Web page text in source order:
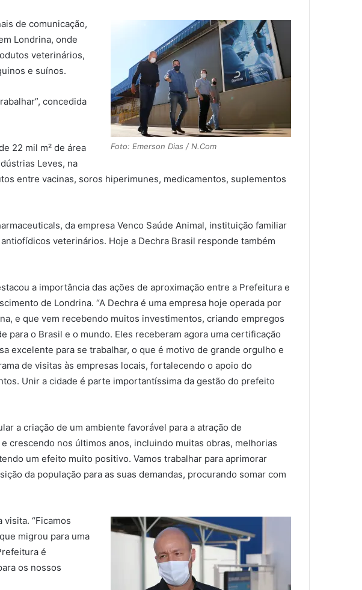
Foto: Emerson Dias / N.Com
de comunicação,
Londrina, onde
veterinários,
e suínos.
concedida
22 mil m² de área
Leves, na
entre vacinas, soros hiperimunes, medicamentos, suplementos
da empresa Venco Saúde Animal, instituição familiar
veterinários. Hoje a Dechra Brasil responde também
a importância das ações de aproximação entre a Prefeitura e
de Londrina. “A Dechra é uma empresa hoje operada por
e que vem recebendo muitos investimentos, criando empregos
para o Brasil e o mundo. Eles receberam agora uma certificação
excelente para se trabalhar, o que é motivo de grande orgulho e
de visitas às empresas locais, fortalecendo o apoio do
Unir a cidade é parte importantíssima da gestão do prefeito
a criação de um ambiente favorável para a atração de
crescendo nos últimos anos, incluindo muitas obras, melhorias
um efeito muito positivo. Vamos trabalhar para aprimorar
da população para as suas demandas, procurando somar com
“Ficamos
migrou para uma
é
os nossos